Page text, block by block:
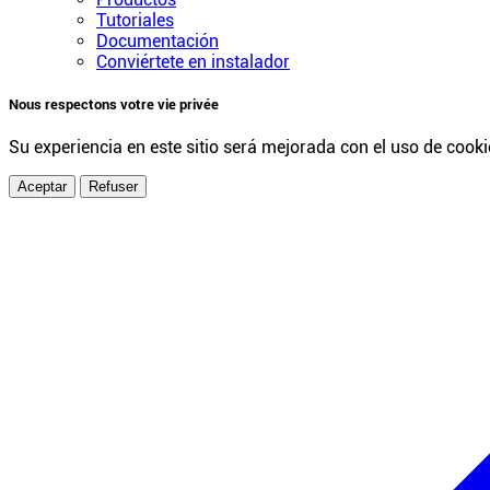
Tutoriales
Documentación
Conviértete en instalador
Nous respectons votre vie privée
Su experiencia en este sitio será mejorada con el uso de
Aceptar Refuser